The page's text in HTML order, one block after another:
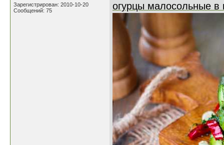
Зарегистрирован: 2010-10-20
Сообщений: 75
огурцы малосольные в